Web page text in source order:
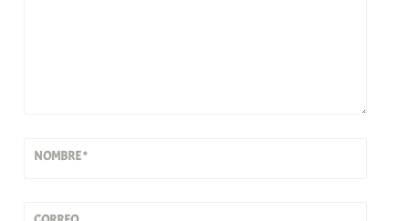
NOMBRE*